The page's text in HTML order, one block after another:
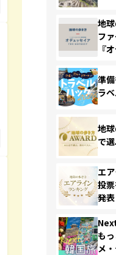
地
フ
『
準
ラ
地
で
エ
投
発表
も
メ